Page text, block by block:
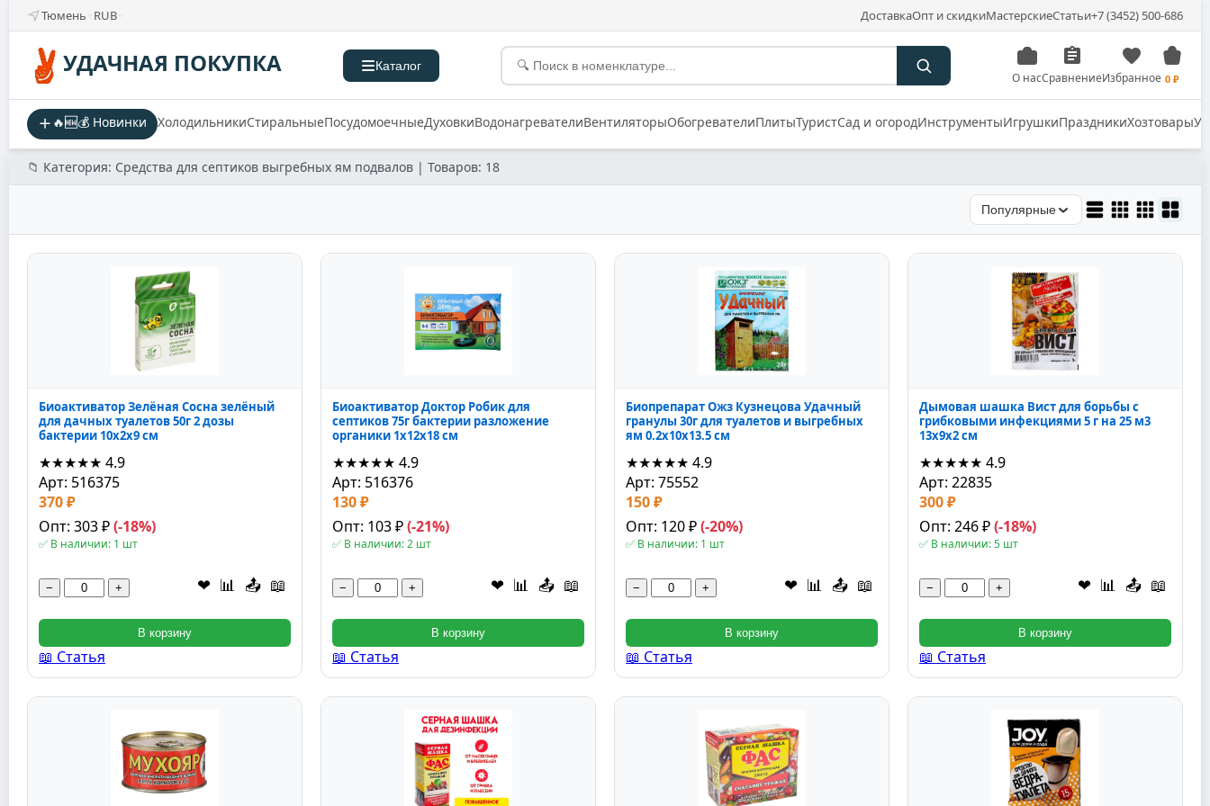
Тюмень RUB ДоставкаОпт и скидкиМастерскиеСтатьи+7 (3452) 500-686
УДАЧНАЯ ПОКУПКА Каталог
О насСравнениеИзбранное 0 ₽
🔥🆕💰 Новинки ХолодильникиСтиральныеПосудомоечныеДуховкиВодонагревателиВентиляторыОбогревателиПлитыТуристСад и огородИнструментыИгрушкиПраздникиХозтовары
📁 Категория: Средства для септиков выгребных ям подвалов | Товаров: 18
Популярные
Биоактиватор Зелёная Сосна зелёный
для дачных туалетов 50г 2 дозы
бактерии 10x2x9 см
★★★★★ 4.9
Арт: 516375
370 ₽
Опт: 303 ₽(-18%)
✅ В наличии: 1 шт
− + ❤ 📊 📤 📖
В корзину
📖 Статья
Биоактиватор Доктор Робик для
септиков 75г бактерии разложение
органики 1x12x18 см
★★★★★ 4.9
Арт: 516376
130 ₽
Опт: 103 ₽(-21%)
✅ В наличии: 2 шт
− + ❤ 📊 📤 📖
В корзину
📖 Статья
Биопрепарат Ожз Кузнецова Удачный
гранулы 30г для туалетов и выгребных
ям 0.2x10x13.5 см
★★★★★ 4.9
Арт: 75552
150 ₽
Опт: 120 ₽(-20%)
✅ В наличии: 1 шт
− + ❤ 📊 📤 📖
В корзину
📖 Статья
Дымовая шашка Вист для борьбы с
грибковыми инфекциями 5 г на 25 м3
13x9x2 см
★★★★★ 4.9
Арт: 22835
300 ₽
Опт: 246 ₽(-18%)
✅ В наличии: 5 шт
− + ❤ 📊 📤 📖
В корзину
📖 Статья